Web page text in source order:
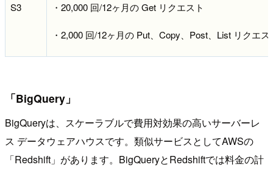
S3 ・20,000 回/12ヶ月の Get リクエスト
・2,000 回/12ヶ月の Put、Copy、Post、List リクエス
「BigQuery」
BigQueryは、スケーラブルで費用対効果の高いサーバーレ
ス データウェアハウスです。類似サービスとしてAWSの
「Redshift」があります。BigQueryとRedshiftでは料金の計